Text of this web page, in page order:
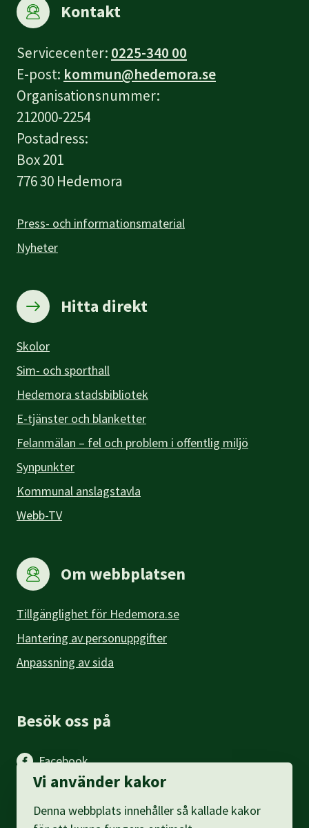
Kontakt
Servicecenter: 0225-340 00
E-post: kommun@hedemora.se
Organisationsnummer:
212000-2254
Postadress:
Box 201
776 30 Hedemora
Press- och informationsmaterial
Nyheter
Hitta direkt
Skolor
Sim- och sporthall
Hedemora stadsbibliotek
E-tjänster och blanketter
Felanmälan – fel och problem i offentlig miljö
Synpunkter
Kommunal anslagstavla
Webb-TV
Om webbplatsen
Tillgänglighet för Hedemora.se
Hantering av personuppgifter
Anpassning av sida
Besök oss på
Facebook
Instagram
LinkedIn
Vi använder kakor
Denna webbplats innehåller så kallade kakor